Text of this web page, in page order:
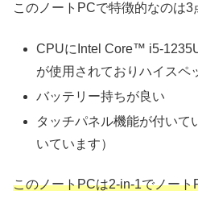
このノートPCで特徴的なのは3
CPUにIntel Core™ i5-
が使用されておりハイスペ
バッテリー持ちが良い
タッチパネル機能が付いて
いています）
このノートPCは2-in-1でノー